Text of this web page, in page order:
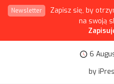
Newsletter
Zapisz się, by
na swoją
6
by